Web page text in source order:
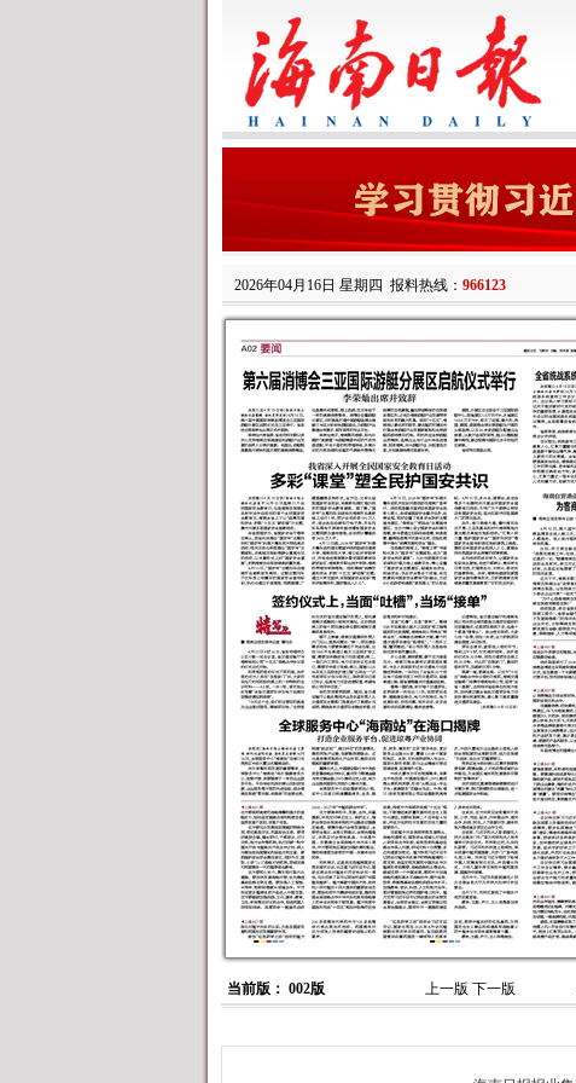
2026年04月16日 星期四 报料热线： 966123
当前版： 002版 上一版 下一版